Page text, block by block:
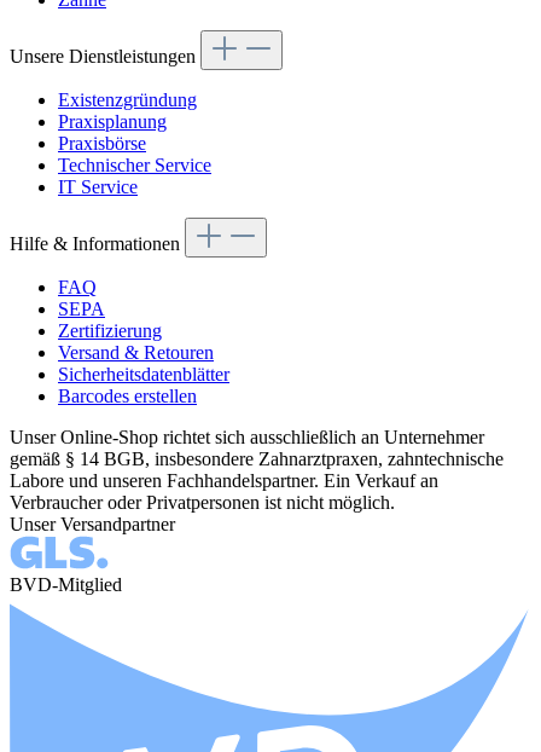
Unsere Dienstleistungen
Existenzgründung
Praxisplanung
Praxisbörse
Technischer Service
IT Service
Hilfe & Informationen
FAQ
SEPA
Zertifizierung
Versand & Retouren
Sicherheitsdatenblätter
Barcodes erstellen
Unser Online-Shop richtet sich ausschließlich an Unternehmer
gemäß § 14 BGB, insbesondere Zahnarztpraxen, zahntechnische
Labore und unseren Fachhandelspartner. Ein Verkauf an
Verbraucher oder Privatpersonen ist nicht möglich.
Unser Versandpartner
BVD-Mitglied